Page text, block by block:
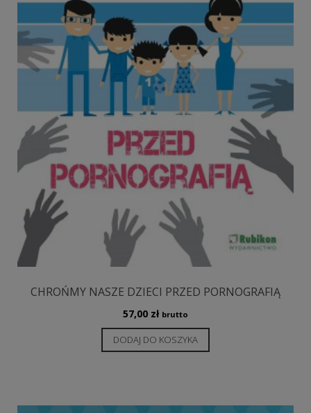
CHROŃMY NASZE DZIECI PRZED PORNOGRAFIĄ
57,00 zł brutto
DODAJ DO KOSZYKA